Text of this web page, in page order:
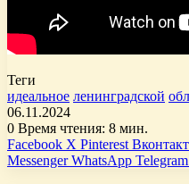
Теги
идеальное ленинградской
06.11.2024
0 Время чтения: 8 мин.
Facebook X Pinterest
Messenger WhatsApp Telegram